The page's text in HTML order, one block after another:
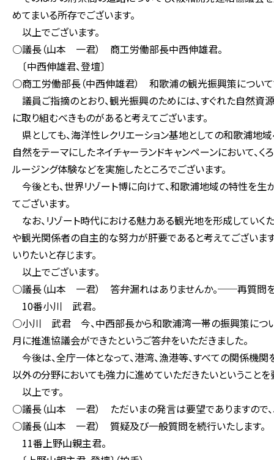
めてまいる所存でございます。
以上でございます。
○議長（山本 一君） 商工労働部長中西伸雄君。
〔中西伸雄君、登壇〕
○商工労働部長（中西伸雄君） 和歌浦の観光振興策について
議員ご指摘のとおり、観光振興のためには、すぐれた自然資
に取り組むべきものがあると考えてございます。
県としても、海洋性レクリエーション基地としての和歌浦地
自然をテーマにしたネイチャーランドキャンペーンにおいて、く
ルージング体験などを実施したところでございます。
今後とも、世界リゾート博に向けて、和歌浦地域の特性を生
てございます。
なお、リゾート時代における魅力ある観光地を形成していく
や観光関係者の自主的な努力が肝要であると考えてございま
いりたいと存じます。
以上でございます。
○議長（山本 一君） 答弁漏れはありませんか。──再質問を
10番小川 武君。
○小川 武君 今、中西部長から和歌浦湾一帯の振興策につい
月に推進協議会ができたというご答弁をいただきました。
今後は、全庁一体となって、港湾、漁港等、すべての関係機
以外の分野においても強力に進めていただきたいということを
以上です。
○議長（山本 一君） ただいまの発言は要望でありますので
○議長（山本 一君） 質疑及び一般質問を続行いたします。
11番上野山親主君。